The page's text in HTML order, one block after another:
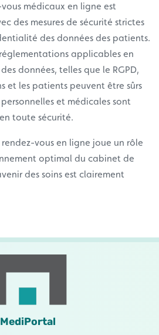
médicaux en ligne est
des mesures de sécurité strictes
des données des patients.
applicables en
données, telles que le RGPD,
et les patients peuvent être sûrs
et médicales sont
toute sécurité.
vous en ligne joue un rôle
optimal du cabinet de
des soins est clairement
MediPortal